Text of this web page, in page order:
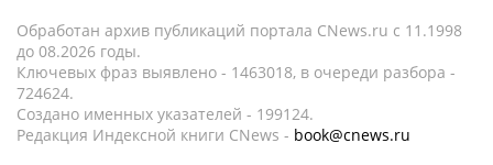
Обработан архив публикаций портала CNews.ru c 11.1998
до 08.2026 годы.
Ключевых фраз выявлено - 1463018, в очереди разбора -
724624.
Создано именных указателей - 199124.
Редакция Индексной книги CNews - book@cnews.ru